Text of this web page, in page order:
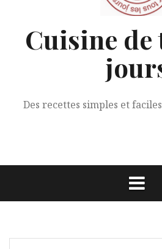
Cuisine de
Des recettes simples et